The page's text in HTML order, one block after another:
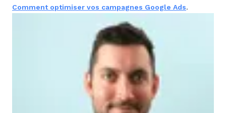
Comment optimiser vos campagnes Google Ads.